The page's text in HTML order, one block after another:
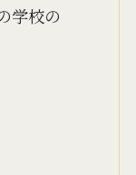
学校の